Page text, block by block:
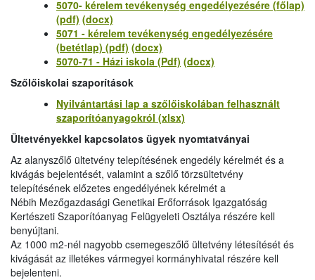
5070- kérelem tevékenység engedélyezésére (főlap)
(pdf) (docx)
5071 - kérelem tevékenység engedélyezésére
(betétlap) (pdf) (docx)
5070-71 - Házi iskola (Pdf) (docx)
Szőlőiskolai szaporítások
Nyilvántartási lap a szőlőiskolában felhasznált
szaporítóanyagokról (xlsx)
Ültetvényekkel kapcsolatos ügyek nyomtatványai
Az alanyszőlő ültetvény telepítésének engedély kérelmét és a
kivágás bejelentését, valamint a szőlő törzsültetvény
telepítésének előzetes engedélyének kérelmét a
Nébih Mezőgazdasági Genetikai Erőforrások Igazgatóság
Kertészeti Szaporítóanyag Felügyeleti Osztálya részére kell
benyújtani.
Az 1000 m2-nél nagyobb csemegeszőlő ültetvény létesítését és
kivágását az illetékes vármegyei kormányhivatal részére kell
bejelenteni.